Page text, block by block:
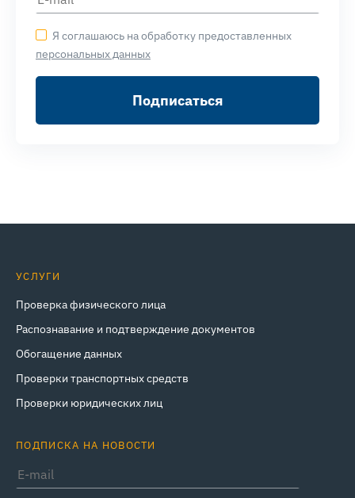
Я соглашаюсь на обработку предоставленных
персональных данных
Подписаться
УСЛУГИ
Проверка физического лица
Распознавание и подтверждение документов
Обогащение данных
Проверки транспортных средств
Проверки юридических лиц
ПОДПИСКА НА НОВОСТИ